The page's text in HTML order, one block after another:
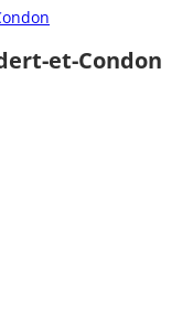
et-Condon